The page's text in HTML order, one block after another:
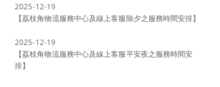
2025-12-19
【荔枝角物流服務中心及線上客服除夕之服務時間安排】
2025-12-19
【荔枝角物流服務中心及線上客服平安夜之服務時間安
排】